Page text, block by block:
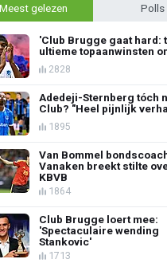
gelezen Polls
'Club Brugge gaat hard:
ultieme topaanwinsten
2828
Adedeji-Sternberg tóch
Club? "Heel pijnlijk
1895
Van Bommel
Vanaken breekt stilte
KBVB
1864
Club Brugge loert mee:
'Spectaculaire wending
Stankovic'
1713